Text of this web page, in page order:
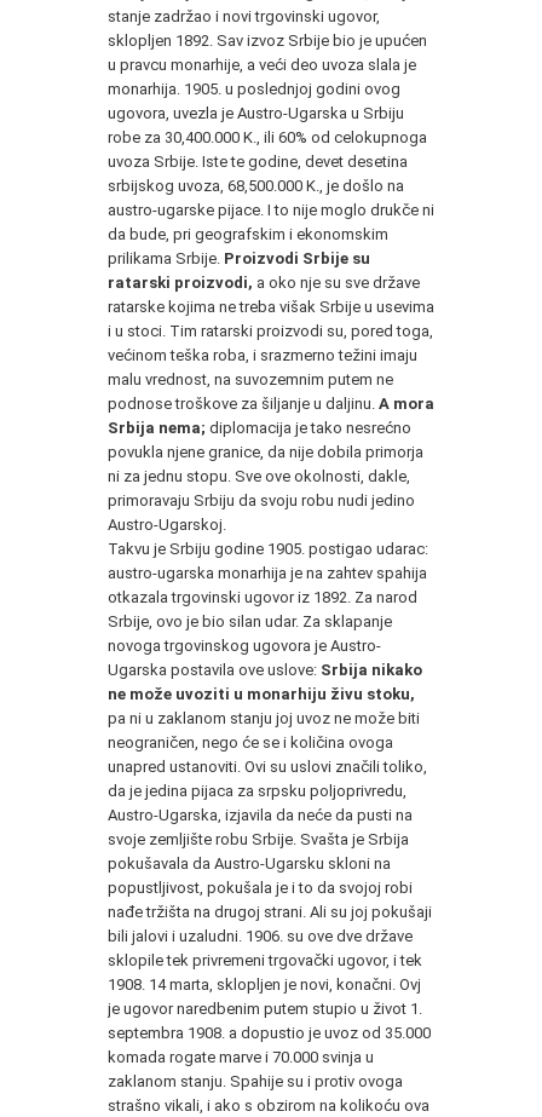
stanje zadržao i novi trgovinski ugovor,
sklopljen 1892. Sav izvoz Srbije bio je upućen
u pravcu monarhije, a veći deo uvoza slala je
monarhija. 1905. u poslednjoj godini ovog
ugovora, uvezla je Austro-Ugarska u Srbiju
robe za 30,400.000 K., ili 60% od celokupnoga
uvoza Srbije. Iste te godine, devet desetina
srbijskog uvoza, 68,500.000 K., je došlo na
austro-ugarske pijace. I to nije moglo drukče ni
da bude, pri geografskim i ekonomskim
prilikama Srbije. Proizvodi Srbije su
ratarski proizvodi, a oko nje su sve države
ratarske kojima ne treba višak Srbije u usevima
i u stoci. Tim ratarski proizvodi su, pored toga,
većinom teška roba, i srazmerno težini imaju
malu vrednost, na suvozemnim putem ne
podnose troškove za šiljanje u daljinu. A mora
Srbija nema; diplomacija je tako nesrećno
povukla njene granice, da nije dobila primorja
ni za jednu stopu. Sve ove okolnosti, dakle,
primoravaju Srbiju da svoju robu nudi jedino
Austro-Ugarskoj.
Takvu je Srbiju godine 1905. postigao udarac:
austro-ugarska monarhija je na zahtev spahija
otkazala trgovinski ugovor iz 1892. Za narod
Srbije, ovo je bio silan udar. Za sklapanje
novoga trgovinskog ugovora je Austro-
Ugarska postavila ove uslove: Srbija nikako
ne može uvoziti u monarhiju živu stoku,
pa ni u zaklanom stanju joj uvoz ne može biti
neograničen, nego će se i količina ovoga
unapred ustanoviti. Ovi su uslovi značili toliko,
da je jedina pijaca za srpsku poljoprivredu,
Austro-Ugarska, izjavila da neće da pusti na
svoje zemljište robu Srbije. Svašta je Srbija
pokušavala da Austro-Ugarsku skloni na
popustljivost, pokušala je i to da svojoj robi
nađe tržišta na drugoj strani. Ali su joj pokušaji
bili jalovi i uzaludni. 1906. su ove dve države
sklopile tek privremeni trgovački ugovor, i tek
1908. 14 marta, sklopljen je novi, konačni. Ovj
je ugovor naredbenim putem stupio u život 1.
septembra 1908. a dopustio je uvoz od 35.000
komada rogate marve i 70.000 svinja u
zaklanom stanju. Spahije su i protiv ovoga
strašno vikali, i ako s obzirom na kolikoću ova